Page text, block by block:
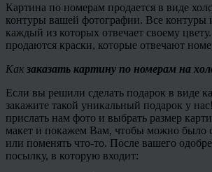
Картина по номерам продается в виде
контуры вашей фотографии. Все контуры
каждый из которых отвечает своему
продаются краски, которые отвечают
Как заказать картину по номерам на
Если вы решили сделать подарок в виде
закажите такой уникальный подарок у
прислать нам фото и выбрать размер
макет и покажем Вам, чтобы можно было
или поменять что-то. После вашего
посылку, в которую входит: